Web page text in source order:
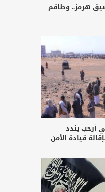
هرمز.. وطاقم
أرحب يندد
قيادة الأمن